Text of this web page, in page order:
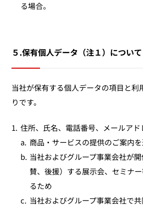
る場合。
５.保有個人データ（注１）について
当社が保有する個人データの項目と利
りです。
1. 住所、氏名、電話番号、メールアド
a. 商品・サービスの提供のご案内
b. 当社およびグループ事業会社が
賛、後援）する展示会、セミナ
るため
c. 当社およびグループ事業会社で